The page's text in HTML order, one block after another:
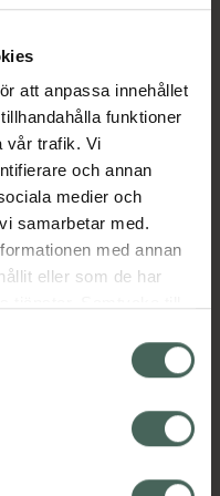
att anpassa innehållet
funktioner
vår trafik. Vi
och annan
medier och
samarbetar med.
med annan
eller som de har
samtycke påverkar inte
innan återkallelsen.
tillsatta för
100% vegansk
Nagellack
Visa